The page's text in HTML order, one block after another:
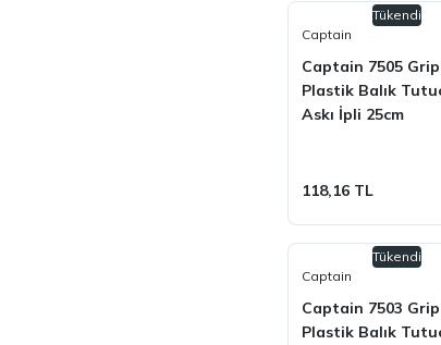
Tükendi
Captain
Captain 7505 Grip
Plastik Balık
Askı İpli 25cm
118,16 TL
Tükendi
Captain
Captain 7503 Grip
Plastik Balık